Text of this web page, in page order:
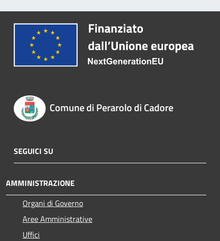
Comune di Perarolo di Cadore
SEGUICI SU
AMMINISTRAZIONE
Organi di Governo
Aree Amministrative
Uffici